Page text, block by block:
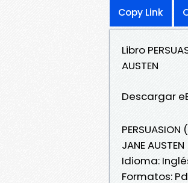
Copy Link
Libro
AUSTEN
Descargar
JANE AUSTEN
Idioma:
Formatos: